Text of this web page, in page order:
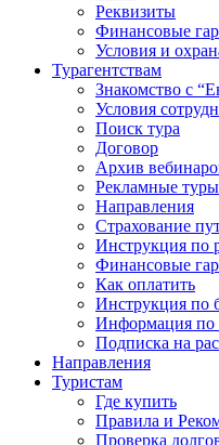
Реквизиты
Финансовые
Условия и
Турагентствам
Знакомство с
Условия
Поиск тура
Договор
Архив
Рекламные туры
Направления
Страхование
Инструкция по
Финансовые
Как оплатить
Инструкция по
Информация по
Подписка на
Направления
Туристам
Где купить
Правила и
Проверка